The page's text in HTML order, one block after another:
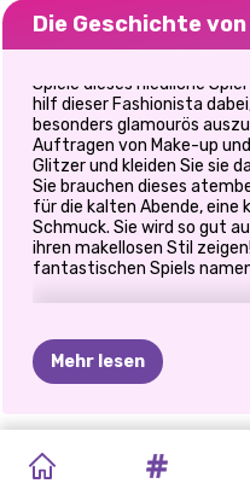
Die Geschichte
Spiele dieses niedliche
hilf dieser Fashionista
besonders glamourös
Auftragen von Make-up
Glitzer und kleiden Sie sie
Sie brauchen dieses
für die kalten Abende, eine
Schmuck. Sie wird so gut
ihren makellosen Stil
fantastischen Spiels
Mehr lesen
ALL
DER
PROMI-
DRESS-UP
MIT
PRINZESSINNEN-
PATCHWORK-